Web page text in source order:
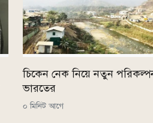
চিকেন নেক নিয়ে নতুন
ভারতের
০ মিনিট আগে